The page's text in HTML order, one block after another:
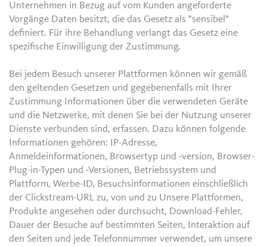
Unternehmen in Bezug auf vom Kunden angeforderte
Vorgänge Daten besitzt, die das Gesetz als "sensibel"
definiert. Für ihre Behandlung verlangt das Gesetz eine
spezifische Einwilligung der Zustimmung.
Bei jedem Besuch unserer Plattformen können wir gemäß
den geltenden Gesetzen und gegebenenfalls mit Ihrer
Zustimmung Informationen über die verwendeten Geräte
und die Netzwerke, mit denen Sie bei der Nutzung unserer
Dienste verbunden sind, erfassen. Dazu können folgende
Informationen gehören: IP-Adresse,
Anmeldeinformationen, Browsertyp und -version, Browser-
Plug-in-Typen und -Versionen, Betriebssystem und
Plattform, Werbe-ID, Besuchsinformationen einschließlich
der Clickstream-URL zu, von und zu Unsere Plattformen,
Produkte angesehen oder durchsucht, Download-Fehler,
Dauer der Besuche auf bestimmten Seiten, Interaktion auf
den Seiten und jede Telefonnummer verwendet, um unsere